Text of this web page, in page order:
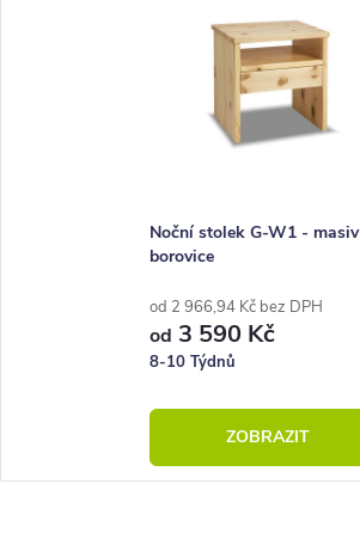
Noční stolek G-W1 - masiv
borovice
od 2 966,94 Kč bez DPH
od 3 590 Kč
8-10 Týdnů
ZOBRAZIT